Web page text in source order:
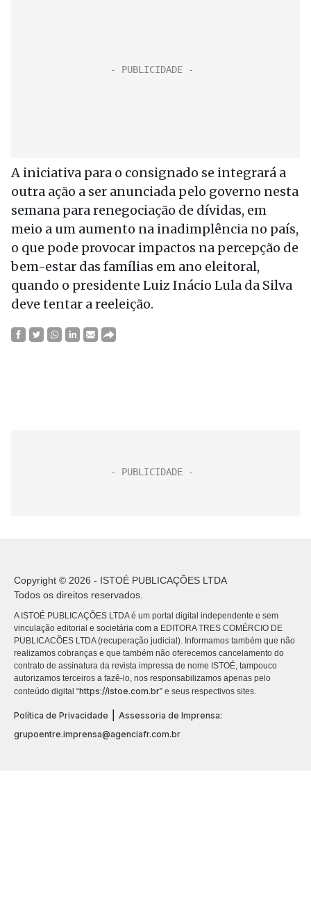
A iniciativa para o consignado se integrará a
outra ação a ser anunciada pelo governo nesta
semana para renegociação de dívidas, em
meio a um aumento na inadimplência no país,
o que pode provocar impactos na percepção de
bem-estar das famílias em ano eleitoral,
quando o presidente Luiz Inácio Lula da Silva
deve tentar a reeleição.
Copyright © 2026 - ISTOÉ PUBLICAÇÕES LTDA
Todos os direitos reservados.
A ISTOÉ PUBLICAÇÕES LTDA é um portal digital independente e sem
vinculação editorial e societária com a EDITORA TRES COMÉRCIO DE
PUBLICACÕES LTDA (recuperação judicial). Informamos também que não
realizamos cobranças e que também não oferecemos cancelamento do
contrato de assinatura da revista impressa de nome ISTOÉ, tampouco
autorizamos terceiros a fazê-lo, nos responsabilizamos apenas pelo
conteúdo digital “https://istoe.com.br” e seus respectivos sites.
Política de Privacidade
Assessoria de Imprensa:
grupoentre.imprensa@agenciafr.com.br